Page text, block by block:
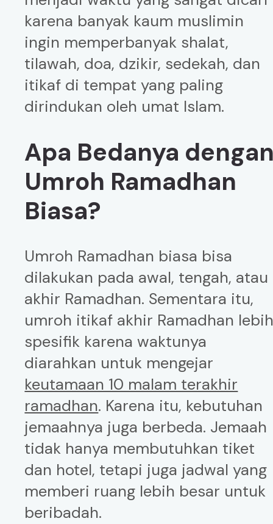
karena banyak kaum muslimin
ingin memperbanyak shalat,
tilawah, doa, dzikir, sedekah, dan
itikaf di tempat yang paling
dirindukan oleh umat Islam.
Apa Bedanya
Umroh Ramadhan
Biasa?
Umroh Ramadhan biasa bisa
dilakukan pada awal, tengah, atau
akhir Ramadhan. Sementara itu,
umroh itikaf akhir Ramadhan
spesifik karena waktunya
diarahkan untuk mengejar
keutamaan 10 malam terakhir
ramadhan. Karena itu, kebutuhan
jemaahnya juga berbeda. Jemaah
tidak hanya membutuhkan tiket
dan hotel, tetapi juga jadwal yang
memberi ruang lebih besar untuk
beribadah.